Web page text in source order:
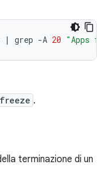
| grep -A 20 "Apps
.
terminazione di un